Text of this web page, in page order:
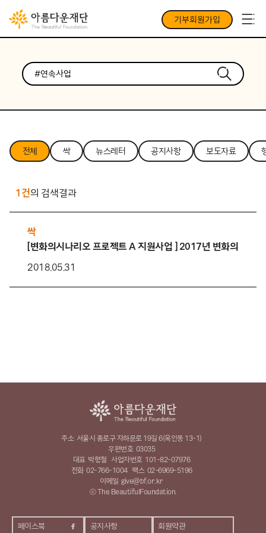
기부회원가입
전체 싹 뉴스레터 공지사항 보도자료
1건의 검색결과
싹
[변화의시나리오 프로젝트 A 지원사업 ] 2017년 변화의시나
2018.05.31
페이스북 공지사항 회원약관
주소 서울시 종로구 자하문로 19길 6(옥인동 13-1)
우편번호 03035
대표 박형철 사업자번호 101-82-07976
전화 02-766-1004 팩스 02-6969-5196
이메일 give@bf.or.kr
ⓒ The BeautifulFoundation.